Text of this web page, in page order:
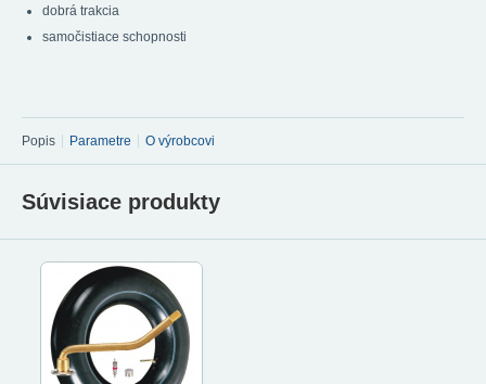
dobrá trakcia
samočistiace schopnosti
Popis Parametre O výrobcovi
Súvisiace produkty